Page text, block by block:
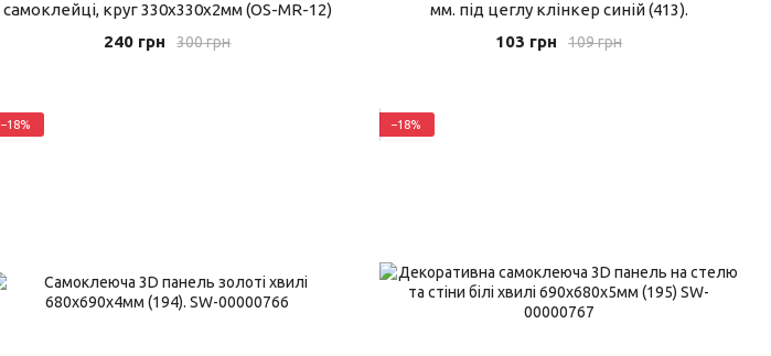
самоклейці, круг 330х330х2мм (OS-MR-12)
300 грн
240 грн
мм. під цеглу клінкер синій (413).
109 грн
103 грн
−18% −18%